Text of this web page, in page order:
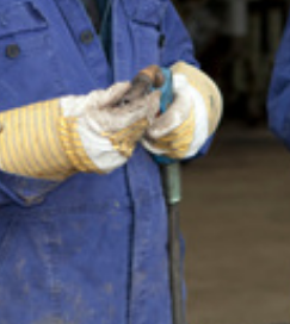
auf dich neugierig machst.